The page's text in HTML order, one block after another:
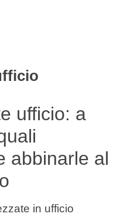
ufficio: a
abbinarle al
in ufficio